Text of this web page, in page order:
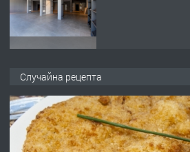
Случайна рецепта